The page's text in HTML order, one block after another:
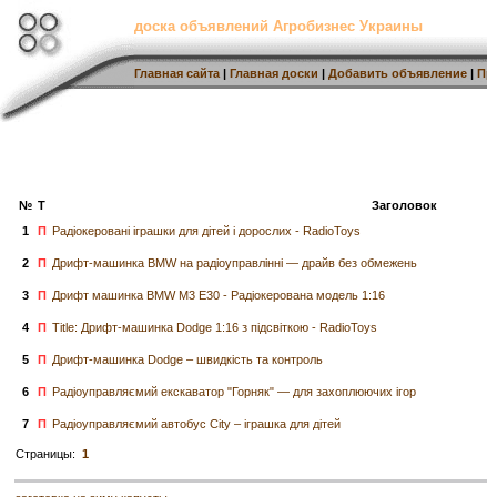
доска объявлений Агробизнес Украины
Главная сайта | Главная доски | Добавить объявление |
№ Т Заголовок
1
П Радіокеровані іграшки для дітей і дорослих - RadioToys
2 П Дрифт-машинка BMW на радіоуправлінні — драйв без обмежень
3 П Дрифт машинка BMW M3 E30 - Радіокерована модель 1:16
4 П Title: Дрифт-машинка Dodge 1:16 з підсвіткою - RadioToys
5 П Дрифт-машинка Dodge – швидкість та контроль
6 П Радіоуправляємий екскаватор "Горняк" — для захоплюючих ігор
7 П Радіоуправляємий автобус City – іграшка для дітей
Страницы: 1